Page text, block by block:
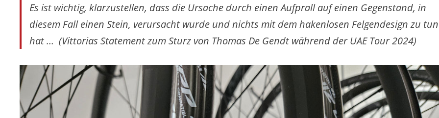
Es ist wichtig, klarzustellen, dass die Ursache durch einen Aufprall auf einen Gegenstand, in
diesem Fall einen Stein, verursacht wurde und nichts mit dem hakenlosen Felgendesign zu tun
hat … (Vittorias Statement zum Sturz von Thomas De Gendt während der UAE Tour 2024)